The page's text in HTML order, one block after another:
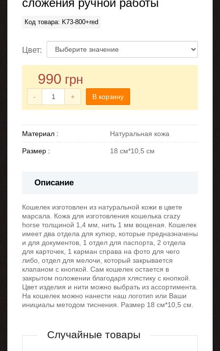
сложения ручной работы
Код товара: K73-800+red
Цвет:
990 грн
- + В корзину
Материал : Натуральная кожа
Размер : 18 см*10,5 см
Описание
Кошелек изготовлен из натуральной кожи в цвете
марсала. Кожа для изготовления кошелька crazy
horse толщиной 1,4 мм, нить 1 мм вощеная. Кошелек
имеет два отдела для купюр, которые предназначены
и для документов, 1 отдел для паспорта, 2 отдела
для карточек, 1 карман справа на фото для чего
либо, отдел для мелочи, который закрывается
клапаном с кнопкой. Сам кошелек остается в
закрытом положении благодаря хлястику с кнопкой.
Цвет изделия и нити можно выбрать из ассортимента.
На кошелек можно нанести наш логотип или Ваши
инициалы методом тиснения. Размер 18 см*10,5 см.
Случайные товары